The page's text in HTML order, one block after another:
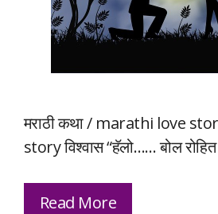
मराठी कथा / marathi love
story विश्वास “हॅलो…… बोल
Read More